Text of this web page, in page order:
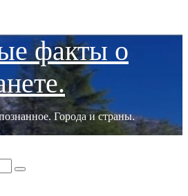
факты о
Города и страны.